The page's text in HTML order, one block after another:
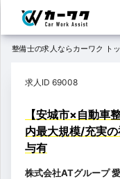
整備士の求人ならカーワク ト
求人ID 69008
【安城市×自動車
内最大規模/充実
与有
株式会社ATグループ